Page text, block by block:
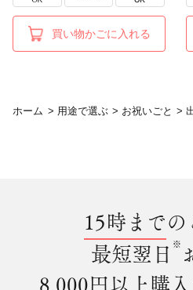
買い物かごに入れる
ホーム > 用途で選ぶ > お祝いごと >
15時まで
最短翌日 ※